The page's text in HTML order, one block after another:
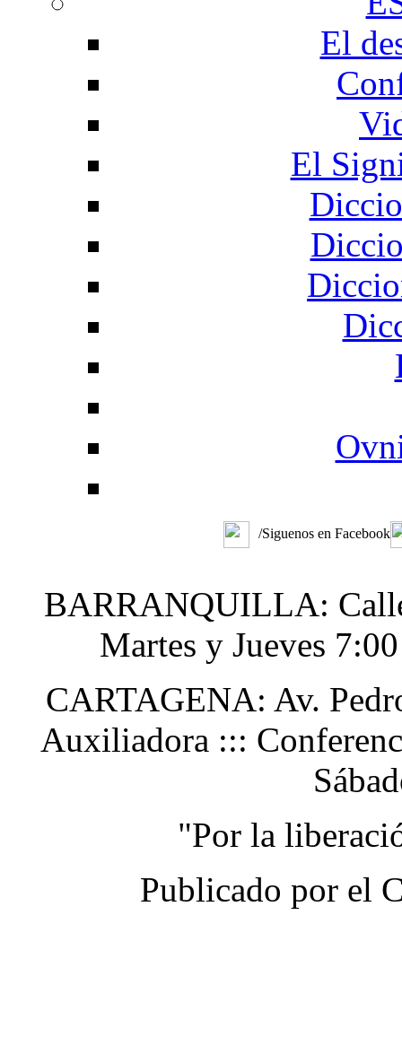
El
El
/Siguenos en Facebook
BARRANQUILLA:
Martes y Jueves
CARTAGENA: Av.
Auxiliadora :::
"Por la
Publicado por el